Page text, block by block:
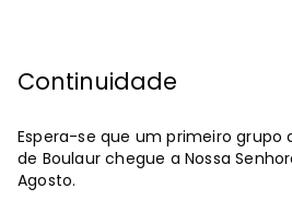
Continuidade
Espera-se que um primeiro grupo
de Boulaur chegue a Nossa
Agosto.